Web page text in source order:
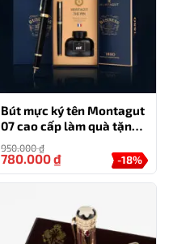
Bút mực ký tên Montagut
07 cao cấp làm quà tặng
sếp (tặng kèm 1 lọ mực)
950.000₫
-18%
780.000₫